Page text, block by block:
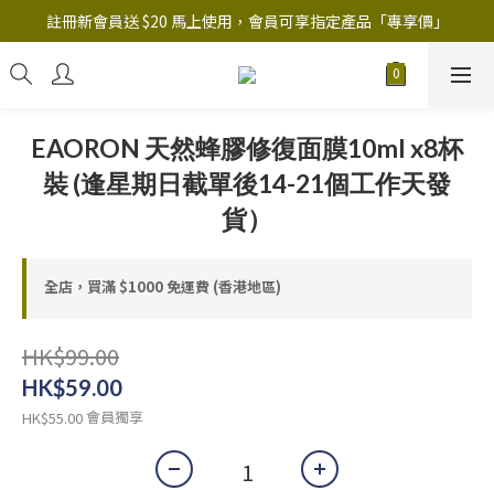
註冊新會員送 $20 馬上使用，會員可享指定產品「​專享價」
註冊新會員送 $20 馬上使用，會員可享指定產品「​專享價」
B.Y.O.B Mask Collection 任選優惠: 4件9折
EAORON 天然蜂膠修復面膜10ml x8杯
裝 (逢星期日截單後14-21個工作天發
貨）
全店，買滿 $1000 免運費 (香港地區)
HK$99.00
HK$59.00
HK$55.00會員獨享